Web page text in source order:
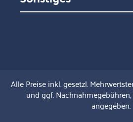
Alle Preise inkl. gesetzl.
und ggf.
angegeben.